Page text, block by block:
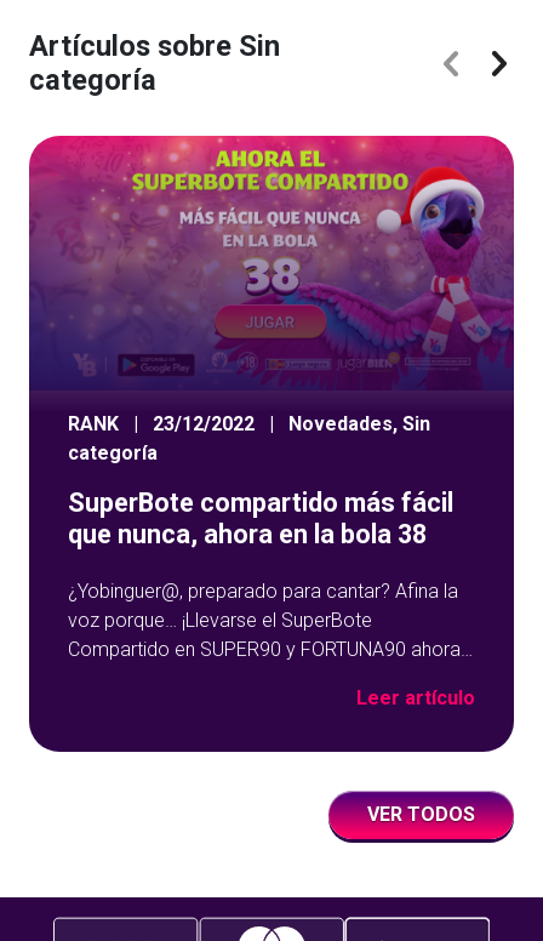
Artículos sobre Sin
categoría
RANK | 23/12/2022 | Novedades, Sin
categoría
SuperBote compartido más fácil
que nunca, ahora en la bola 38
¿Yobinguer@, preparado para cantar? Afina la
voz porque… ¡Llevarse el SuperBote
Compartido en SUPER90 y FORTUNA90 ahora
escucharos en estas fiestas navideñas cantar
salga el SuperBote con una bola más, antes
Leer artículo
VER TODOS